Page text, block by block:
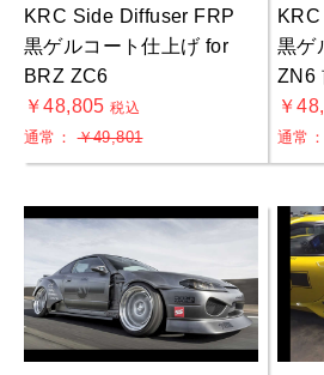
KRC Side Diffuser FRP
黒ゲルコート仕上げ for
BRZ ZC6
￥48,805税込
通常：￥49,801
黒ゲ
ZN6
￥
通常